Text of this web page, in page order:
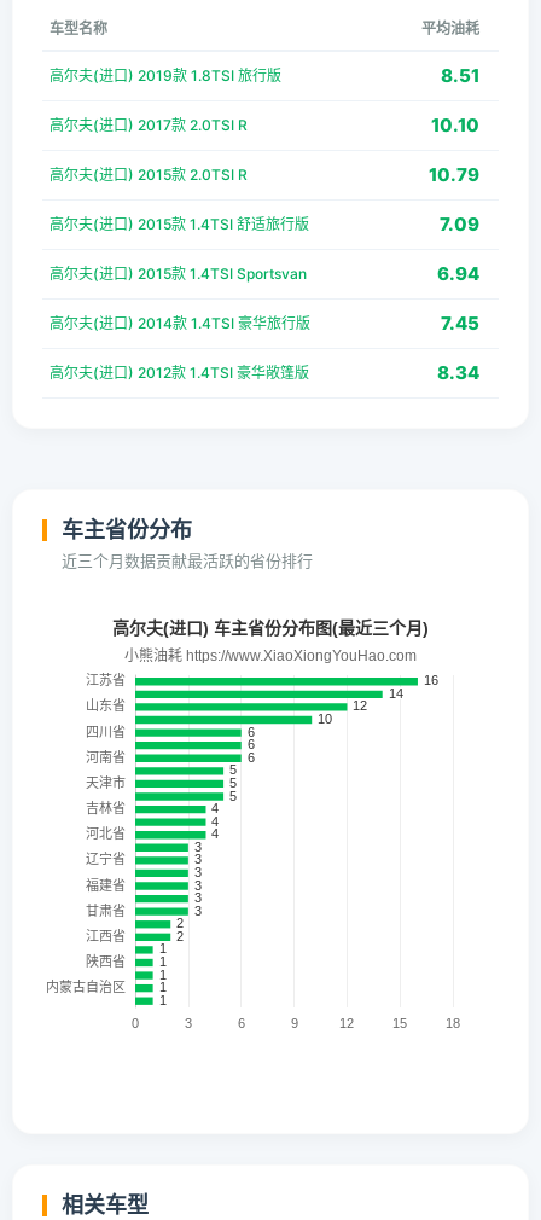
车型名称 平均油耗
高尔夫(进口) 2019款 1.8TSI 旅行版 8.51
高尔夫(进口) 2017款 2.0TSI R 10.10
高尔夫(进口) 2015款 2.0TSI R 10.79
高尔夫(进口) 2015款 1.4TSI 舒适旅行版 7.09
高尔夫(进口) 2015款 1.4TSI Sportsvan 6.94
高尔夫(进口) 2014款 1.4TSI 豪华旅行版 7.45
高尔夫(进口) 2012款 1.4TSI 豪华敞篷版 8.34
车主省份分布
近三个月数据贡献最活跃的省份排行
相关车型